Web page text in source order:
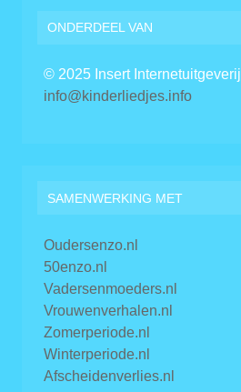
ONDERDEEL VAN
© 2025 Insert Internetuitgeverij
info@kinderliedjes.info
SAMENWERKING MET
Oudersenzo.nl
50enzo.nl
Vadersenmoeders.nl
Vrouwenverhalen.nl
Zomerperiode.nl
Winterperiode.nl
Afscheidenverlies.nl